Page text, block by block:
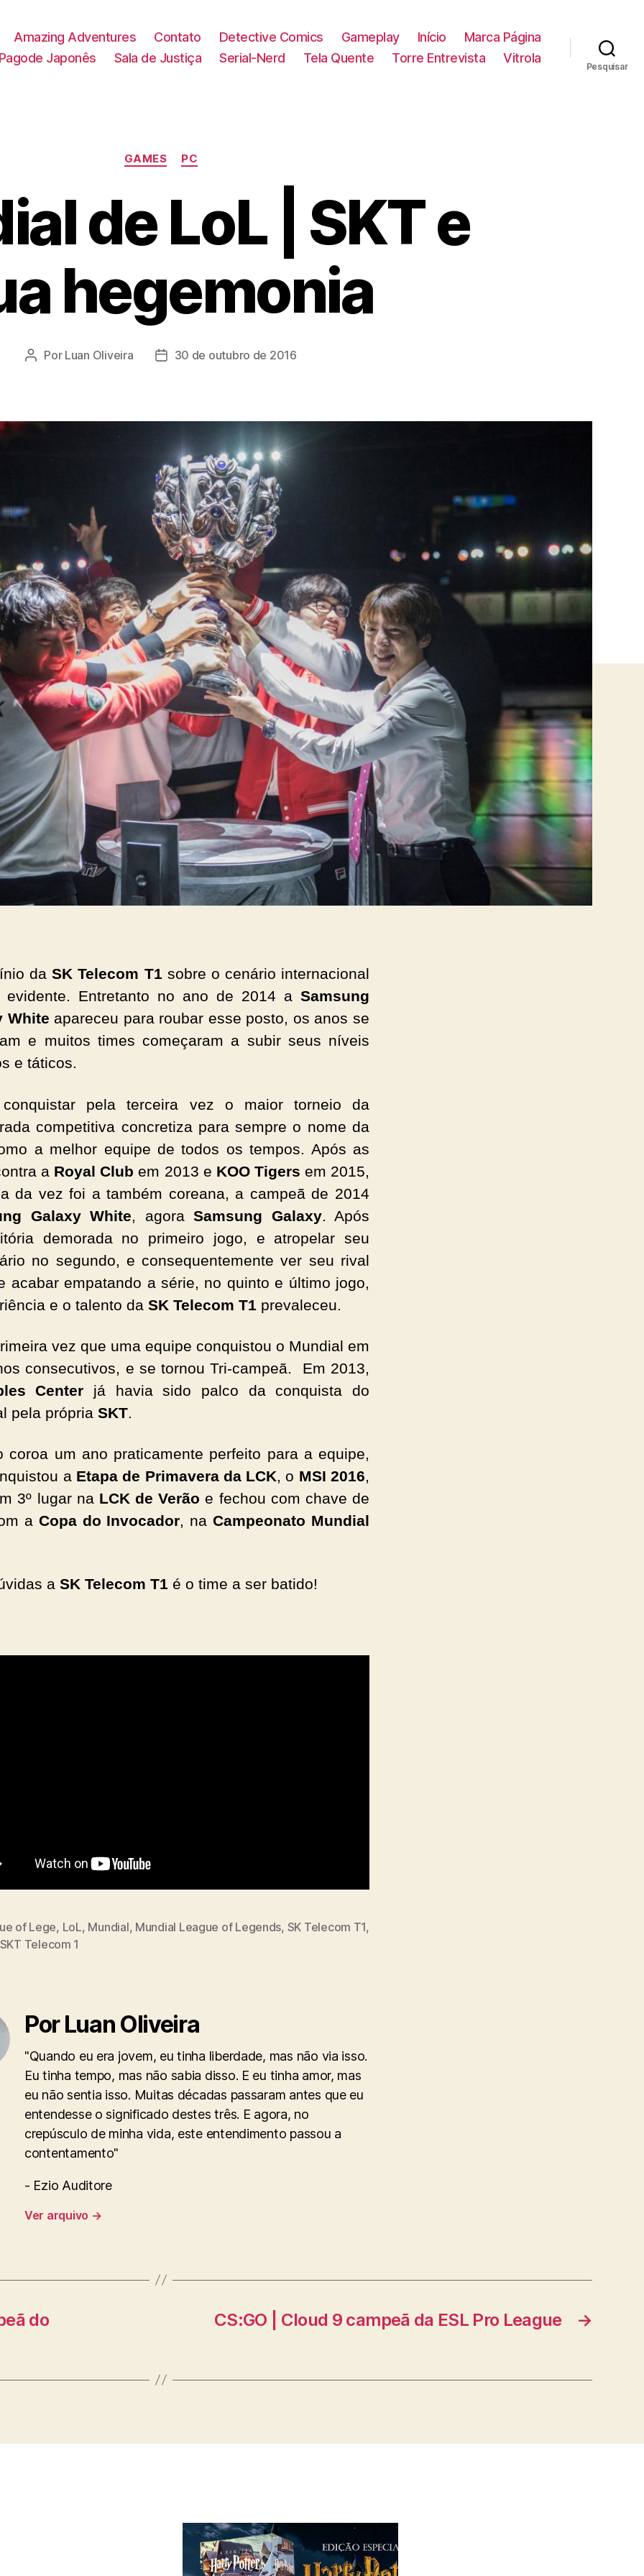
Amazing Adventures Contato Detective Comics Gameplay Início
Marca Página
Japonês
Sala de Justiça Serial-Nerd Tela Quente Torre Entrevista Vitrola
Pesquisar
Categorias
GAMES PC
de LoL | SKT e
hegemonia
Autor
Por Luan Oliveira
Data30 de outubro de 2016
daSK Telecom T1 sobre o cenário internacional
evidente. Entretanto no ano de 2014 a Samsung
White apareceu para roubar esse posto, os anos se
e muitos times começaram a subir seus níveis
e táticos.
conquistar pela terceira vez o maior torneio da
competitiva concretiza para sempre o nome da
a melhor equipe de todos os tempos. Após as
a Royal Club em 2013 e KOO Tigers em 2015,
da vez foi a também coreana, a campeã de 2014
Galaxy White, agora Samsung Galaxy. Após
demorada no primeiro jogo, e atropelar seu
no segundo, e consequentemente ver seu rival
acabar empatando a série, no quinto e último jogo,
e o talento da SK Telecom T1 prevaleceu.
vez que uma equipe conquistou o Mundial em
consecutivos, e se tornou Tri-campeã. Em 2013,
Center já havia sido palco da conquista do
pela própria SKT.
coroa um ano praticamente perfeito para a equipe,
a Etapa de Primavera da LCK, o MSI 2016,
3º lugar naLCK de Verão e fechou com chave de
a Copa do Invocador, naCampeonato Mundial
a SK Telecom T1 é o time a ser batido!
of Lege, LoL, Mundial, Mundial League of Legends, SK Telecom T1,
SKT Telecom 1
Por Luan Oliveira
"Quando eu era jovem, eu tinha liberdade, mas não via isso.
Eu tinha tempo, mas não sabia disso. E eu tinha amor, mas
eu não sentia isso. Muitas décadas passaram antes que eu
entendesse o significado destes três. E agora, no
crepúsculo de minha vida, este entendimento passou a
contentamento"
- Ezio Auditore
Ver arquivo →
do →
CS:GO | Cloud 9 campeã da ESL Pro League